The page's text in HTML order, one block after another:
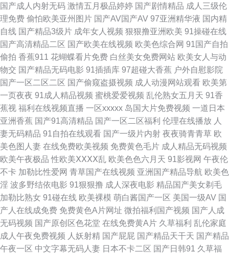
费播放电影 2019国产电影 91熊猫传媒官网入口 bt种子搜索磁力天堂 个人网
站大全 九九9热精品 蜜桃91网站 欧美大片aa爱爱视频 日本黄色片tv 天龙影
院电视剧在线看 野花在线观看免费高清中文 91豆花看片 91看网页免费版入
口 91亚洲天堂 肏屄高清 国产极品在线观看 精品99999 理伦 欧美久操视频网
站 三年免费观看免费大全 一本道无码一874 91白丝国产 91精产品视频一区
91视频99视频 99超碰精品 波多野结衣mgs968 国产另类综合 精品国产一区
在线 伦乱海角真实视频资源磁力 全集电影网全集电影网 黄页网站在线看
91va视频 91色在线视频网站 白虎自慰 国产第11页 狼人色航 欧美亚洲精品
综合 三级理论影院在线中文 最好免费观看高清视频 91含羞草在线看 91洮色
在线观看 电影网站 欧美专区福利二三四区综合 性爱色图 2018好看的电影
国产成人内射无码 激情五月极品婷婷 国产剧情精品 成人三级伦
理免费 偷怕欧美亚州图片 国产AV国产AV 97亚洲精华液 国内精
自线 国产精品3级片 成年女人视频 狠狠撸亚洲欧美 91操碰在线
国产高清精品二区 国产欧美在线视频 欧美色综合网 91国产自拍
偷拍 香蕉911 花蝴蝶看片免费 白丝美女免费网站 欧美女人与动
物交 国产精品无码电影 91插插库 97超碰大香蕉 户外自慰影院
国产一区二区二区 国产偷窥盗摄视频 成人动漫网站观看 欧美第
一页夜夜 91成人精品视频 蜜桃爱爱视频 乱伦熟女五月天 91香
蕉视 福利在线视频直播 一区xxxxx 岛国大片免费视频 一道日本
亚洲香蕉 国产91高清精品 国产一区二区福利 伦理在线播放 人
妻无码精品 91自拍在线观看 国产一级片内射 夜夜骑青青草 欧
美色图人妻 在线免费欧美视频 免费黄色毛片 成人精品无码视频
欧美午夜极品 性欧美ⅩⅩⅩⅩ乱 欧美色色六月天 91影视网 午夜伦
不卡 加勒比性爱网 青草国产在线视频 亚洲国产精品导航 欧美色
淫 波多野结依电影 91狠狠撸 成人深夜电影 精品国产美女剃毛
加勒比熟女 91碰在线 欧美裸模 萌白酱国产一区 美国一级AV 国
产人在线成免费 免费黄色A片网址 微拍福利国产视频 国产人成
无码视频 国产原创区色花堂 在线免费黄A片 久草福利 乱伦家庭
成人午夜免费视频 人妖射精 国产屁屁 国产精品天干天 国产精品
午夜一区 中文字幕无码人妻 日本不卡二区 国产日韩91 久草福